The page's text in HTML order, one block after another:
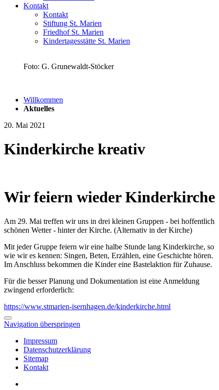
Kontakt
Kontakt
Stiftung St. Marien
Friedhof St. Marien
Kindertagesstätte St. Marien
Foto: G. Grunewaldt-Stöcker
Willkommen
Aktuelles
20. Mai 2021
Kinderkirche kreativ
Wir feiern wieder Kinderkirche
Am 29. Mai treffen wir uns in drei kleinen Gruppen - bei hoffentlich
schönen Wetter - hinter der Kirche. (Alternativ in der Kirche)
Mit jeder Gruppe feiern wir eine halbe Stunde lang Kinderkirche, so
wie wir es kennen: Singen, Beten, Erzählen, eine Geschichte hören.
Im Anschluss bekommen die Kinder eine Bastelaktion für Zuhause.
Für die besser Planung und Dokumentation ist eine Anmeldung
zwingend erforderlich:
https://www.stmarien-isernhagen.de/kinderkirche.html
Navigation überspringen
Impressum
Datenschutzerklärung
Sitemap
Kontakt